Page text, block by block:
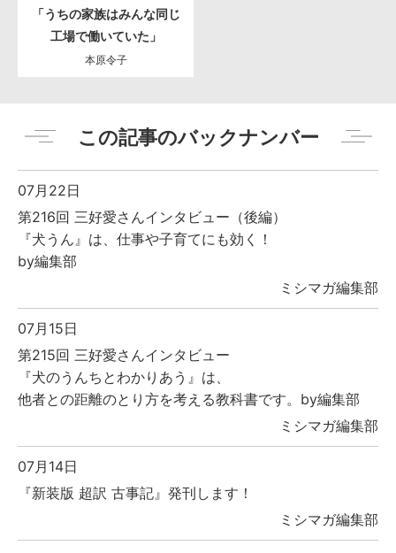
「うちの家族はみんな同じ
工場で働いていた」
本原令子
この記事のバックナンバー
07月22日
第216回 三好愛さんインタビュー（後編）
『犬うん』は、仕事や子育てにも効く！
by編集部
ミシマガ編集部
07月15日
第215回 三好愛さんインタビュー
『犬のうんちとわかりあう』は、
他者との距離のとり方を考える教科書です。by編集部
ミシマガ編集部
07月14日
『新装版 超訳 古事記』発刊します！
ミシマガ編集部